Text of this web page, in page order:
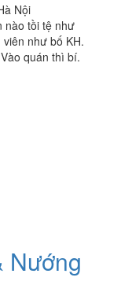
Nội
nào tồi tệ như
như bố KH.
quán thì bí.
Nướng